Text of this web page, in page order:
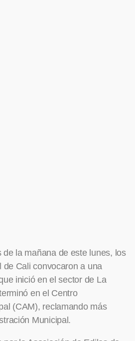
de la mañana de este lunes, los
de Cali convocaron a una
inició en el sector de La
en el Centro
(CAM), reclamando más
Municipal.